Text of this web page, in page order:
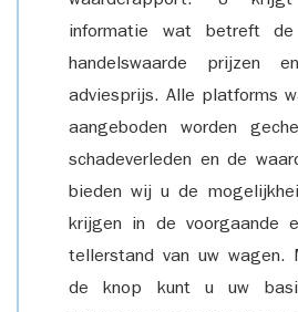
informatie wat betreft de
handelswaarde prijzen
adviesprijs. Alle platforms
aangeboden worden
schadeverleden en de
bieden wij u de
krijgen in de voorgaande
tellerstand van uw wagen.
de knop kunt u uw